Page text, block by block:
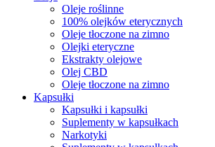
Oleje roślinne
100% olejków eterycznych
Oleje tłoczone na zimno
Olejki eteryczne
Ekstrakty olejowe
Olej CBD
Oleje tłoczone na zimno
Kapsułki
Kapsułki i kapsułki
Suplementy w kapsułkach
Narkotyki